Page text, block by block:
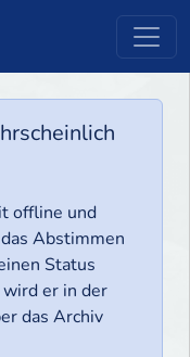
offline und
Abstimmen
Status
er in der
das Archiv